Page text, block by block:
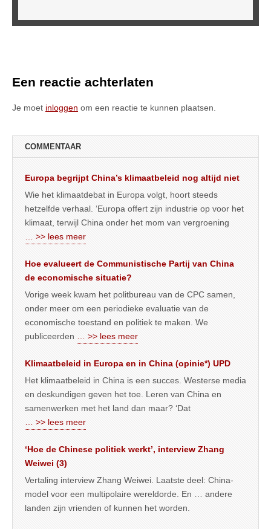
Een reactie achterlaten
Je moet inloggen om een reactie te kunnen plaatsen.
COMMENTAAR
Europa begrijpt China’s klimaatbeleid nog altijd niet
Wie het klimaatdebat in Europa volgt, hoort steeds
hetzelfde verhaal. ‘Europa offert zijn industrie op voor het
klimaat, terwijl China onder het mom van vergroening
… >> lees meer
Hoe evalueert de Communistische Partij van China
de economische situatie?
Vorige week kwam het politbureau van de CPC samen,
onder meer om een periodieke evaluatie van de
economische toestand en politiek te maken. We
publiceerden … >> lees meer
Klimaatbeleid in Europa en in China (opinie*) UPD
Het klimaatbeleid in China is een succes. Westerse media
en deskundigen geven het toe. Leren van China en
samenwerken met het land dan maar? ‘Dat
… >> lees meer
‘Hoe de Chinese politiek werkt’, interview Zhang
Weiwei (3)
Vertaling interview Zhang Weiwei. Laatste deel: China-
model voor een multipolaire wereldorde. En … andere
landen zijn vrienden of kunnen het worden.